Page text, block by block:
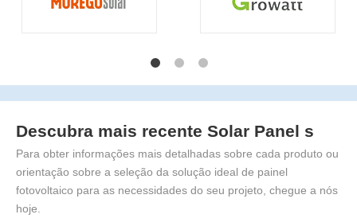
Descubra mais recente Solar Panel s
Para obter informações mais detalhadas sobre cada produto ou
orientação sobre a seleção da solução ideal de painel
fotovoltaico para as necessidades do seu projeto, chegue a nós
hoje.